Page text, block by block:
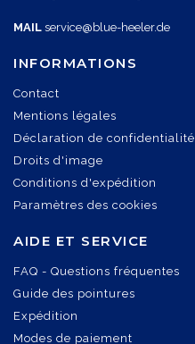
MAIL service@blue-heeler.de
INFORMATIONS
Contact
Mentions légales
Déclaration de confidentialité
Droits d'image
Conditions d'expédition
Paramètres des cookies
AIDE ET SERVICE
FAQ - Questions fréquentes
Guide des pointures
Expédition
Modes de paiement